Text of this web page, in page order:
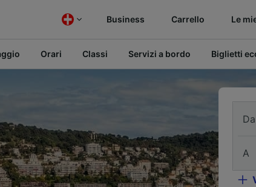
Business Carrello Le
Orari Classi Servizi a bordo Biglietti
Da
A